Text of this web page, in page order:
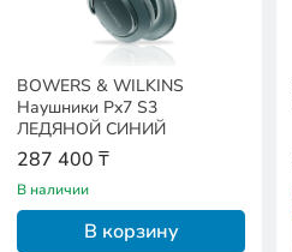
BOWERS & WILKINS
Наушники Px7 S3
ЛЕДЯНОЙ СИНИЙ
287 400 ₸
В наличии
В корзину